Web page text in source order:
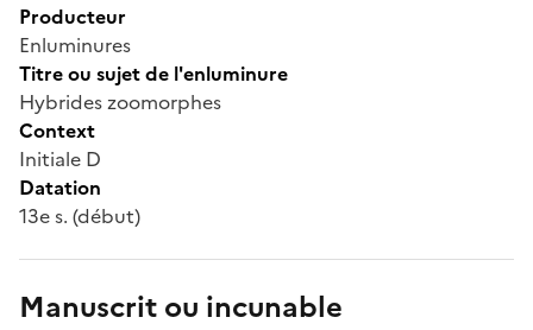
Producteur
Enluminures
Titre ou sujet de l'enluminure
Hybrides zoomorphes
Context
Initiale D
Datation
13e s. (début)
Manuscrit ou incunable